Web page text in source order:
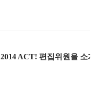
2014 ACT! 편집위원을 소개